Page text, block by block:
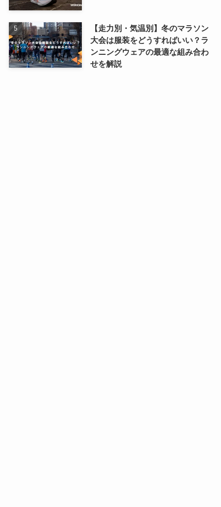
【走力別・気温別】冬のマラソン
大会は服装をどうすればいい？ラ
ンニングウェアの最適な組み合わ
せを解説